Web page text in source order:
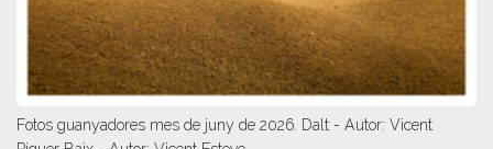
Fotos guanyadores mes de juny de 2026. Dalt - Autor: Vicent